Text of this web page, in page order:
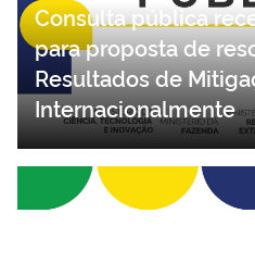
Consulta pública
para proposta de
Resultados de
Internacionalmente